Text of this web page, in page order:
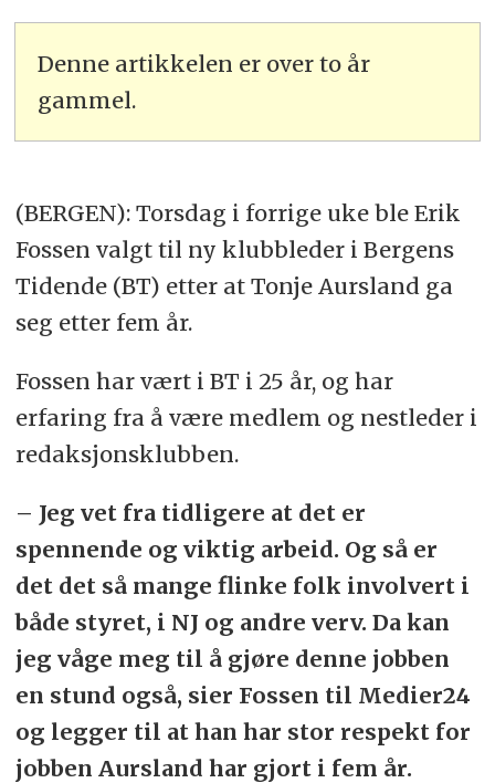
Denne artikkelen er over to år
gammel.
(BERGEN): Torsdag i forrige uke ble Erik
Fossen valgt til ny klubbleder i Bergens
Tidende (BT) etter at Tonje Aursland ga
seg etter fem år.
Fossen har vært i BT i 25 år, og har
erfaring fra å være medlem og nestleder i
redaksjonsklubben.
– Jeg vet fra tidligere at det er
spennende og viktig arbeid. Og så er
det det så mange flinke folk involvert i
både styret, i NJ og andre verv. Da kan
jeg våge meg til å gjøre denne jobben
en stund også, sier Fossen til Medier24
og legger til at han har stor respekt for
jobben Aursland har gjort i fem år.